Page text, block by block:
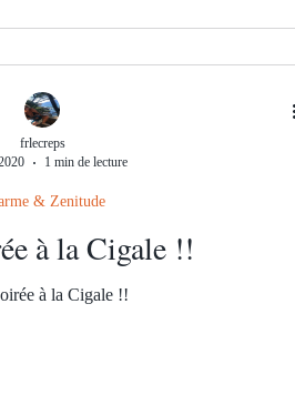
à la Cigale !!
à la Cigale !!
& Zenitude
frlecreps
1 min de lecture